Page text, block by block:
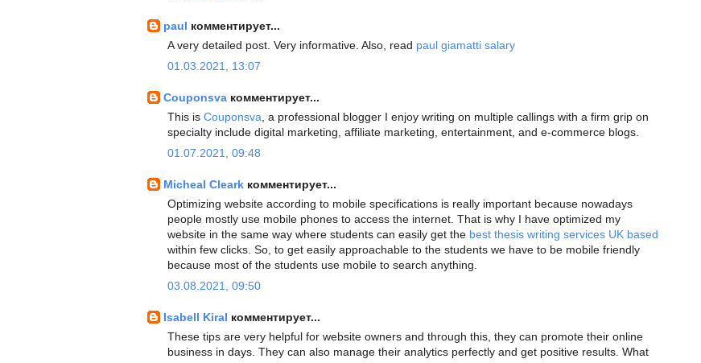
paul комментирует...
A very detailed post. Very informative. Also, read paul giamatti salary
01.03.2021, 13:07
Couponsva комментирует...
This is Couponsva , a professional blogger I enjoy writing on multiple callings with a firm grip on
specialty include digital marketing, affiliate marketing, entertainment, and e-commerce blogs.
01.07.2021, 09:48
Micheal Cleark комментирует...
Optimizing website according to mobile specifications is really important because nowadays
people mostly use mobile phones to access the internet. That is why I have optimized my
website in the same way where students can easily get the best thesis writing services UK based
within few clicks. So, to get easily approachable to the students we have to be mobile friendly
because most of the students use mobile to search anything.
03.08.2021, 09:50
Isabell Kiral комментирует...
These tips are very helpful for website owners and through this, they can promote their online
business in days. They can also manage their analytics perfectly and get positive results. What